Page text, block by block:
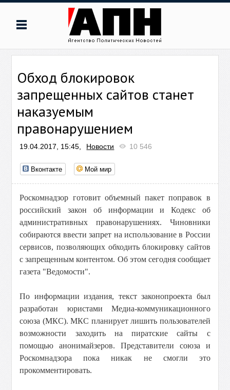
Обход блокировок
запрещенных сайтов станет
наказуемым
правонарушением
19.04.2017, 15:45, Новости 10 546
Вконтакте Мой мир
Роскомнадзор готовит объемный пакет поправок в
российский закон об информации и Кодекс об
административных правонарушениях. Чиновники
собираются ввести запрет на использование в России
сервисов, позволяющих обходить блокировку сайтов
с запрещенным контентом. Об этом сегодня сообщает
газета "Ведомости".
По информации издания, текст законопроекта был
разработан юристами Медиа-коммуникационного
союза (МКС). МКС планирует лишить пользователей
возможности заходить на пиратские сайты с
помощью анонимайзеров. Представители союза и
Роскомнадзора пока никак не смогли это
прокомментировать.